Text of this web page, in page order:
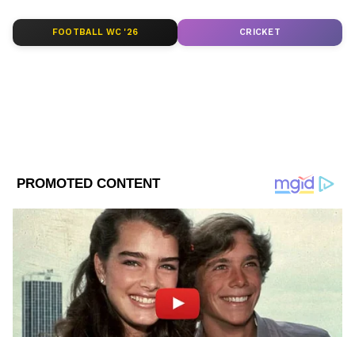
Add Asianetnews Bangla as a Preferred
Image Credit : ANI
নতুন কন্ট্রোল রুম খতিয়ে দেখেন মুখ্যমন্ত্রী
বৃহস্পতিবার সকালে আর পাঁচটা দিনের মতোই
কাজ চলছিল স্বাস্থ্যভবনে। কিন্তু আচমকাই সেখানে
FOOTBALL WC '26 CRICKET